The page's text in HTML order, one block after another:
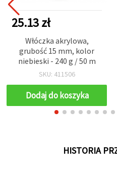
25.13 zł
Włóczka akrylowa,
grubość 15 mm, kolor
niebieski - 240 g / 50 m
SKU: 411506
Dodaj do koszyka
HISTORIA